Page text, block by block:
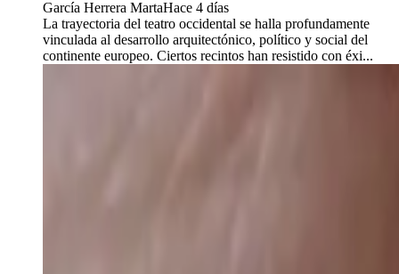
García Herrera MartaHace 4 días
La trayectoria del teatro occidental se halla profundamente
vinculada al desarrollo arquitectónico, político y social del
continente europeo. Ciertos recintos han resistido con éxi...